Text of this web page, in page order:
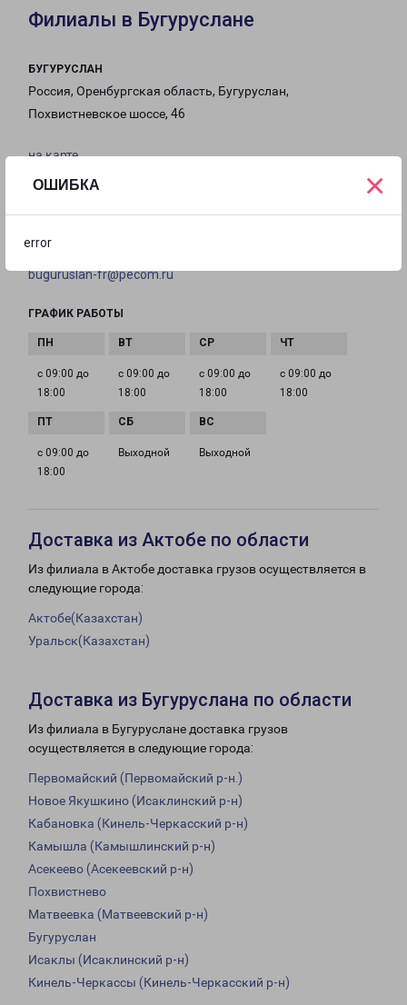
ОШИБКА
error
×
Филиалы в Бугуруслане
БУГУРУСЛАН
Россия, Оренбургская область, Бугуруслан,
Похвистневское шоссе, 46
на карте
ТЕЛЕФОН
8 (3534) 23-05-25
buguruslan-fr@pecom.ru
ГРАФИК РАБОТЫ
с 09:00 до
18:00
с 09:00 до
18:00
с 09:00 до
18:00
с 09:00 до
18:00
с 09:00 до
18:00
Выходной Выходной
Доставка из Актобе по области
Из филиала в Актобе доставка грузов осуществляется в
следующие города:
Актобе(Казахстан)
Уральск(Казахстан)
Доставка из Бугуруслана по области
Из филиала в Бугуруслане доставка грузов
осуществляется в следующие города:
Первомайский (Первомайский р-н.)
Новое Якушкино (Исаклинский р-н)
Кабановка (Кинель-Черкасский р-н)
Камышла (Камышлинский р-н)
Асекеево (Асекеевский р-н)
Похвистнево
Матвеевка (Матвеевский р-н)
Бугуруслан
Исаклы (Исаклинский р-н)
Кинель-Черкассы (Кинель-Черкасский р-н)